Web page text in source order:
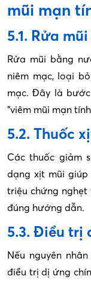
mũi mạn
5.1. Rửa
Rửa mũi bằng
niêm mạc, loại
mạc. Đây là
“viêm mũi mạn
5.2. Thuốc
Các thuốc giảm
dạng xịt mũi giúp
triệu chứng nghẹt
đúng hướng dẫn.
5.3. Điều trị
Nếu nguyên
điều trị dị ứng